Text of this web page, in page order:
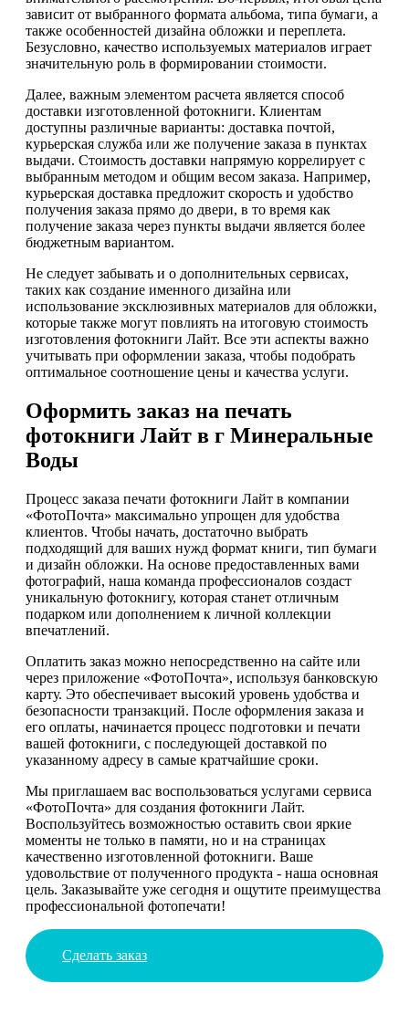
зависит от выбранного формата альбома, типа бумаги, а
также особенностей дизайна обложки и переплета.
Безусловно, качество используемых материалов играет
значительную роль в формировании стоимости.
Далее, важным элементом расчета является способ
доставки изготовленной фотокниги. Клиентам
доступны различные варианты: доставка почтой,
курьерская служба или же получение заказа в пунктах
выдачи. Стоимость доставки напрямую коррелирует с
выбранным методом и общим весом заказа. Например,
курьерская доставка предложит скорость и удобство
получения заказа прямо до двери, в то время как
получение заказа через пункты выдачи является более
бюджетным вариантом.
Не следует забывать и о дополнительных сервисах,
таких как создание именного дизайна или
использование эксклюзивных материалов для обложки,
которые также могут повлиять на итоговую стоимость
изготовления фотокниги Лайт. Все эти аспекты важно
учитывать при оформлении заказа, чтобы подобрать
оптимальное соотношение цены и качества услуги.
Оформить заказ на печать
фотокниги Лайт в г Минеральные
Воды
Процесс заказа печати фотокниги Лайт в компании
«ФотоПочта» максимально упрощен для удобства
клиентов. Чтобы начать, достаточно выбрать
подходящий для ваших нужд формат книги, тип бумаги
и дизайн обложки. На основе предоставленных вами
фотографий, наша команда профессионалов создаст
уникальную фотокнигу, которая станет отличным
подарком или дополнением к личной коллекции
впечатлений.
Оплатить заказ можно непосредственно на сайте или
через приложение «ФотоПочта», используя банковскую
карту. Это обеспечивает высокий уровень удобства и
безопасности транзакций. После оформления заказа и
его оплаты, начинается процесс подготовки и печати
вашей фотокниги, с последующей доставкой по
указанному адресу в самые кратчайшие сроки.
Мы приглашаем вас воспользоваться услугами сервиса
«ФотоПочта» для создания фотокниги Лайт.
Воспользуйтесь возможностью оставить свои яркие
моменты не только в памяти, но и на страницах
качественно изготовленной фотокниги. Ваше
удовольствие от полученного продукта - наша основная
цель. Заказывайте уже сегодня и ощутите преимущества
профессиональной фотопечати!
Сделать заказ